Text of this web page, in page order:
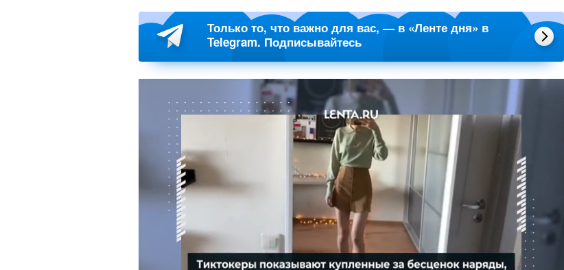
Только то, что важно для вас, — в «Ленте дня» в
Telegram. Подписывайтесь